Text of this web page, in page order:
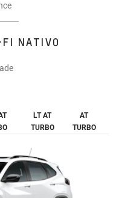
NATIVO
LT AT
TURBO
AT
TURBO